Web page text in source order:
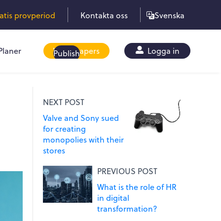
provperiod Kontakta oss Svenska
Publish
Whitepapers Logga in
NEXT POST
Valve and Sony sued
for creating
monopolies with their
stores
PREVIOUS POST
What is the role of HR
in digital
transformation?